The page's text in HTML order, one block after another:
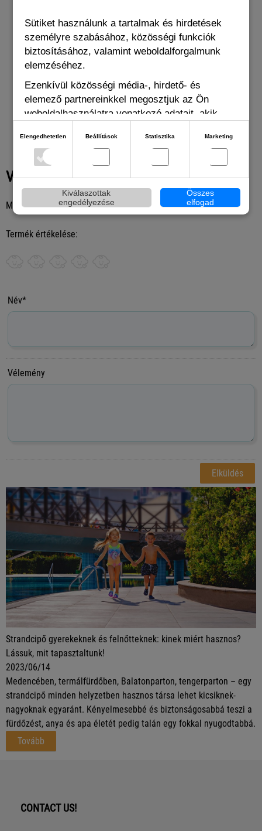
Sütiket használunk a tartalmak és hirdetések
személyre szabásához, közösségi funkciók
biztosításához, valamint weboldalforgalmunk
elemzéséhez.
Ezenkívül közösségi média-, hirdető- és
elemező partnereinkkel megosztjuk az Ön
weboldalhasználatra vonatkozó adatait, akik
amelyeket Ön adott meg számukra vagy az Ön
által használt más szolgáltatásokból gyűjtöttek.
Elengedhetetlen Beállítások Statisztika Marketing
Kiválaszottak
engedélyezése
Összes
elfogad
Slipstop Santana
puhatalpú cipő
22.02 EUR
Slipstop
Vélemények
Még senki sem írt véleményt ehhez a termékhez
Termék értékelése:
Név*
Vélemény
Strandcipő gyerekeknek és felnőtteknek: kinek miért hasznos?
Lássuk, mit tapasztaltunk!
2023/06/14
Medencében, termálfürdőben, Balatonparton, tengerparton – egy
strandcipő minden helyzetben hasznos társa lehet kicsiknek-
nagyoknak egyaránt. Kényelmesebbé és biztonságosabbá teszi a
fürdőzést, anya és apa életét pedig talán egy fokkal nyugodtabbá.
Tovább
CONTACT US!